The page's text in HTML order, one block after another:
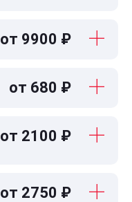
от 9900 ₽
от 680 ₽
от 2100 ₽
от 2750 ₽